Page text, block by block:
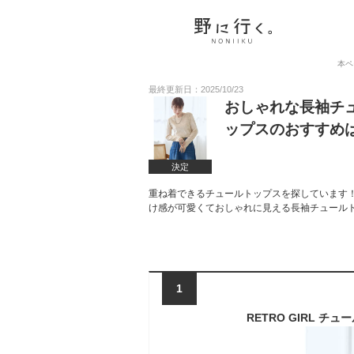
本
最終更新日：2025/10/23
決定
おしゃれな長袖チ
ップスのおすすめ
重ね着できるチュールトップスを探していま
け感が可愛くておしゃれに見える長袖チュー
1
RETRO GIRL チュ